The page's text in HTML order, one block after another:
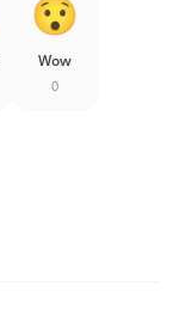
Wow
0